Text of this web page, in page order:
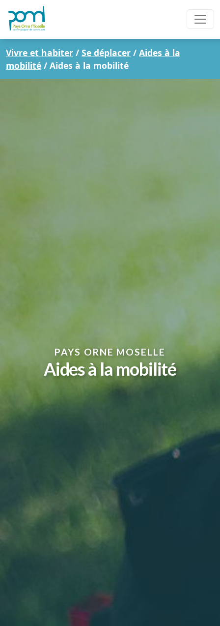
Vivre et habiter / Se déplacer / Aides à la
mobilité / Aides à la mobilité
PAYS ORNE MOSELLE
Aides à la mobilité